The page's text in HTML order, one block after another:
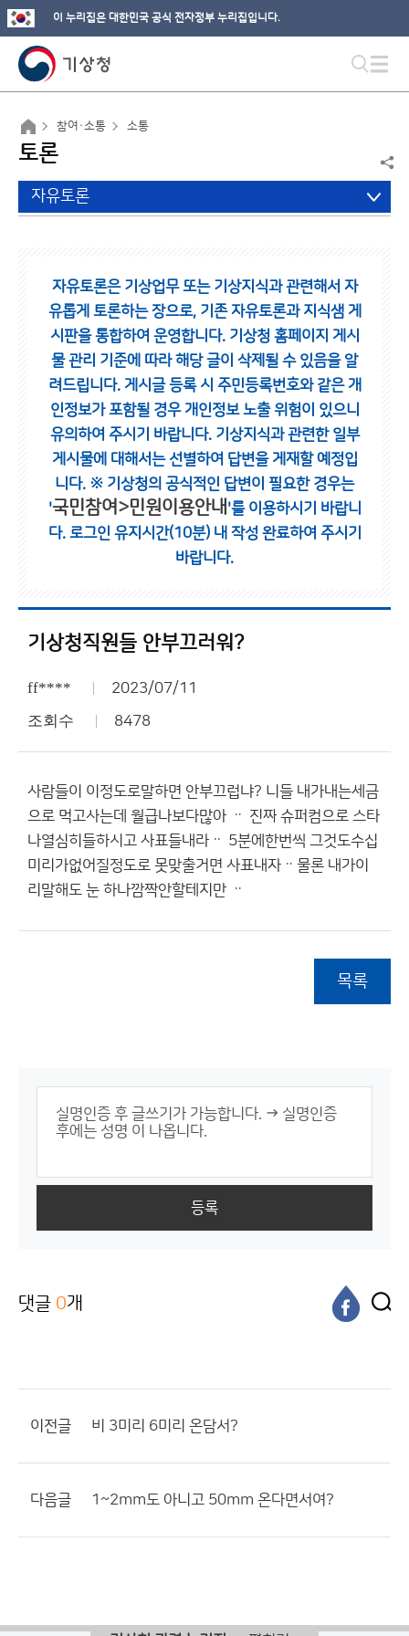
이 누리집은 대한민국 공식 전자정부 누리집입니다.
참여·소통 소통
토론
자유토론
자유토론은 기상업무 또는 기상지식과 관련해서 자
유롭게 토론하는 장으로, 기존 자유토론과 지식샘 게
시판을 통합하여 운영합니다. 기상청 홈페이지 게시
물 관리 기준에 따라 해당 글이 삭제될 수 있음을 알
려드립니다. 게시글 등록 시 주민등록번호와 같은 개
인정보가 포함될 경우 개인정보 노출 위험이 있으니
유의하여 주시기 바랍니다. 기상지식과 관련한 일부
게시물에 대해서는 선별하여 답변을 게재할 예정입
니다. ※ 기상청의 공식적인 답변이 필요한 경우는
'국민참여>민원이용안내 '를 이용하시기 바랍니
다. 로그인 유지시간(10분) 내 작성 완료하여 주시기
바랍니다.
기상청직원들 안부끄러워?
ff**** 2023/07/11
조회수 8478
사람들이 이정도로말하면 안부끄럽냐? 니들 내가내는세금
으로 먹고사는데 월급나보다많아 ᆢ 진짜 슈퍼컴으로 스타
나열심히들하시고 사표들내라ᆢ 5분에한번씩 그것도수십
미리가없어질정도로 못맞출거면 사표내자ᆢ물론 내가이
리말해도 눈 하나깜짝안할테지만 ᆢ
목록
등록
댓글 0개
이전글 비 3미리 6미리 온담서?
다음글 1~2mm도 아니고 50mm 온다면서여?